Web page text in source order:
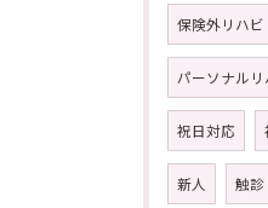
保険外リハビ
パーソナル
祝日対応
新人 触診